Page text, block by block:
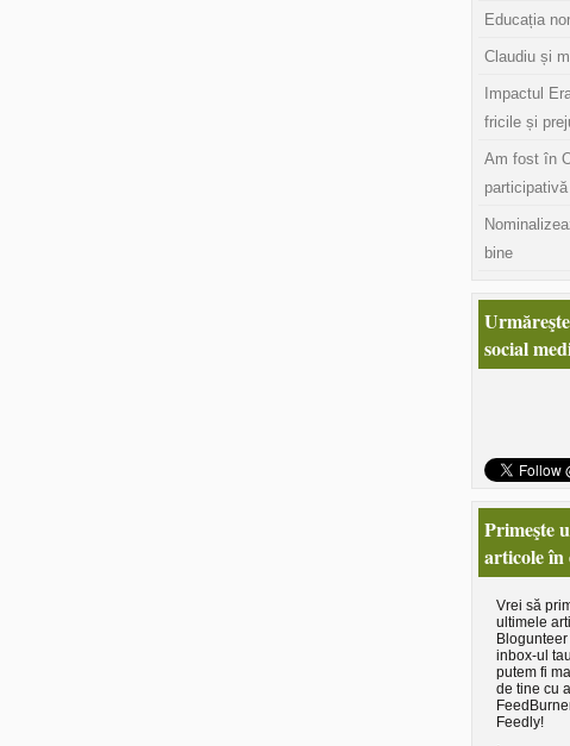
Educația
Claudiu și
Impactul
fricile și
Am fost în
participativă
bine
social
Primeşte
articole în
Vrei să
ultimele
inbox-ul
putem fi
de tine cu
Feedly!